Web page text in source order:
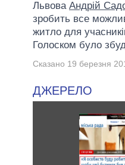
Львова Андрій
зробить все
житло для
Голоском було
Сказано 19 березня
ДЖЕРЕЛО